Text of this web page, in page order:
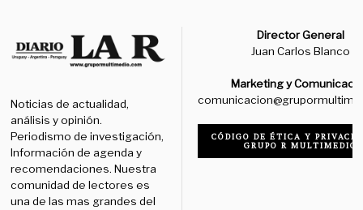
Noticias de actualidad,
análisis y opinión.
Periodismo de investigación,
Información de agenda y
recomendaciones. Nuestra
comunidad de lectores es
una de las mas grandes del
Director General
Juan Carlos Blanco
Marketing y
CÓDIGO DE ÉTICA Y
GRUPO R MULTIMEDIO